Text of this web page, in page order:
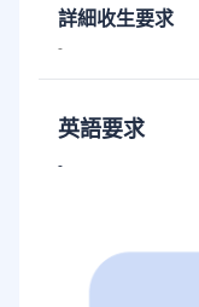
詳細收生要求
-
英語要求
-